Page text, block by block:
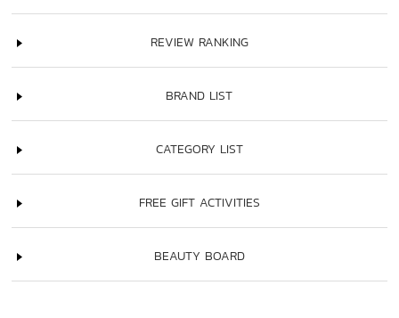
REVIEW RANKING
BRAND LIST
CATEGORY LIST
FREE GIFT ACTIVITIES
BEAUTY BOARD